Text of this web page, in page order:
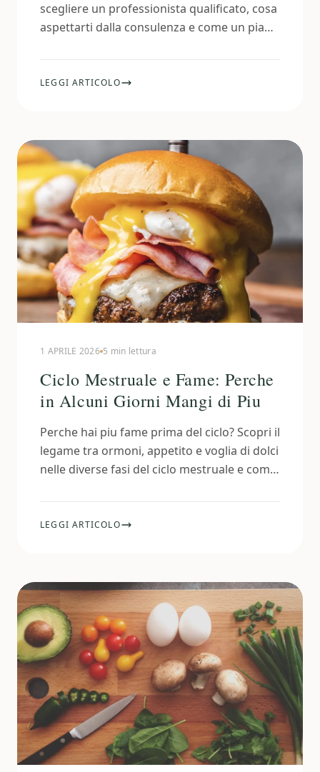
scegliere un professionista qualificato, cosa
aspettarti dalla consulenza e come un piano
LEGGI ARTICOLO
1 APRILE 2026 5 min lettura
Ciclo Mestruale e Fame: Perche
in Alcuni Giorni Mangi di Piu
Perche hai piu fame prima del ciclo? Scopri il
legame tra ormoni, appetito e voglia di dolci
nelle diverse fasi del ciclo mestruale e come
LEGGI ARTICOLO